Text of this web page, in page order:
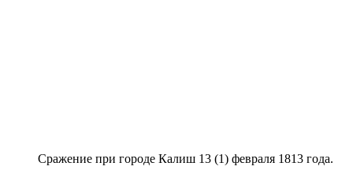
Сражение при городе Калиш 13 (1) февраля 1813 года.